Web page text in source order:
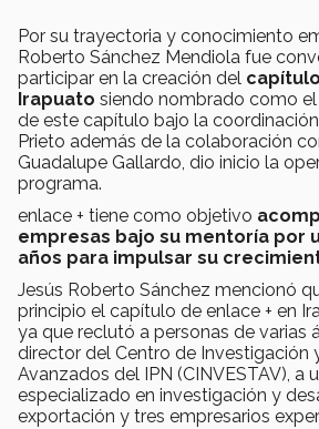
Por su trayectoria y conocimiento
Roberto Sánchez Mendiola fue
participar en la creación del
Irapuato siendo nombrado como
de este capítulo bajo la
Prieto además de la colaboración
Guadalupe Gallardo, dio inicio la
programa.
enlace + tiene como objetivo
empresas bajo su mentoría por
años para impulsar su
Jesús Roberto Sánchez mencionó
principio el capítulo de enlace + en
ya que reclutó a personas de varias
director del Centro de Investigación
Avanzados del IPN (CINVESTAV), a
especializado en investigación y
exportación y tres empresarios